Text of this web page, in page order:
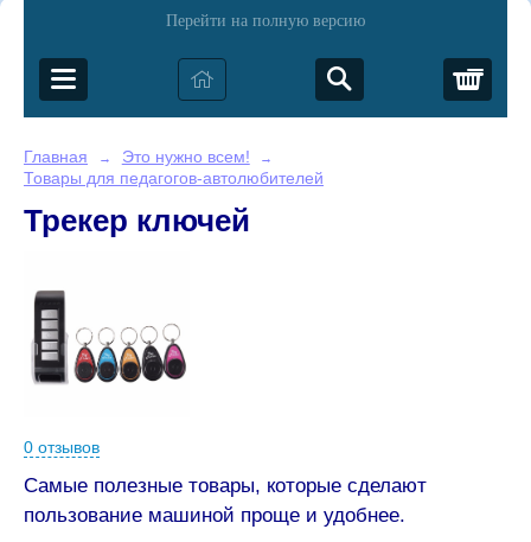
Перейти на полную версию
Главная → Это нужно всем! →
Товары для педагогов-автолюбителей
Трекер ключей
0 отзывов
Самые полезные товары, которые сделают
пользование машиной проще и удобнее.